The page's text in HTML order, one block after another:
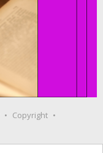
Copyright